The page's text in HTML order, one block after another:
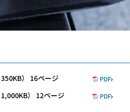
350KB） 16ページ PDF
1,000KB） 12ページ PDF